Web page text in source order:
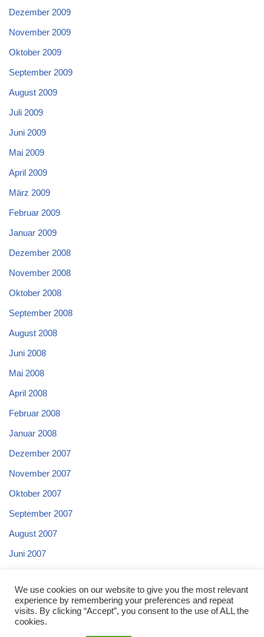
Dezember 2009
November 2009
Oktober 2009
September 2009
August 2009
Juli 2009
Juni 2009
Mai 2009
April 2009
März 2009
Februar 2009
Januar 2009
Dezember 2008
November 2008
Oktober 2008
September 2008
August 2008
Juni 2008
Mai 2008
April 2008
Februar 2008
Januar 2008
Dezember 2007
November 2007
Oktober 2007
September 2007
August 2007
Juni 2007
April 2007
We use cookies on our website to give you the most relevant
experience by remembering your preferences and repeat
visits. By clicking “Accept”, you consent to the use of ALL the
cookies.